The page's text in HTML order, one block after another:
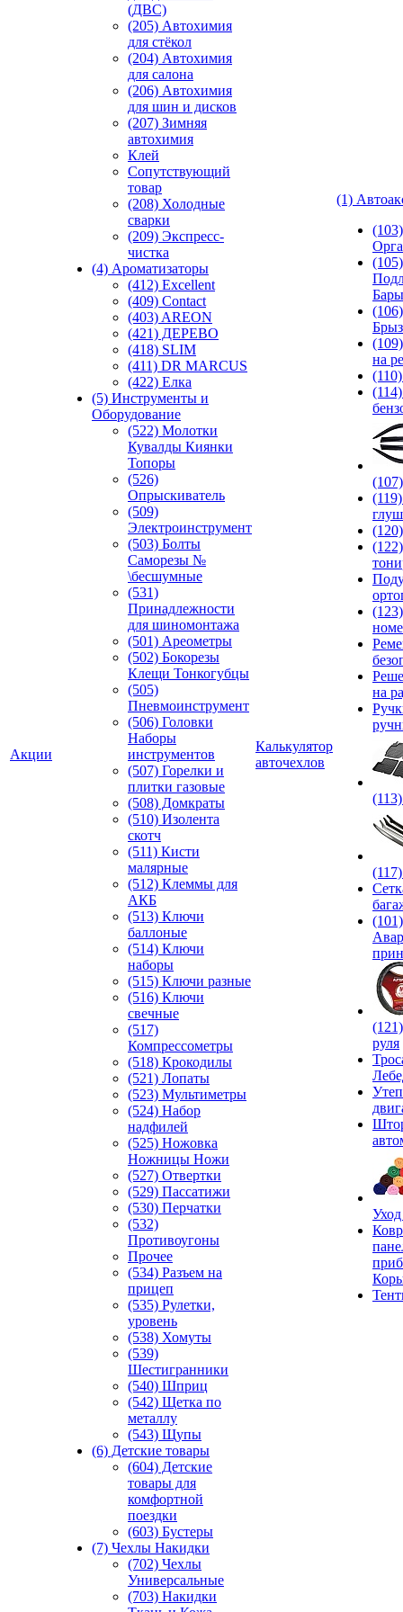
Акции
(ДВС)
(205) Автохимия
для стёкол
(204) Автохимия
для салона
(206) Автохимия
для шин и дисков
(207) Зимняя
автохимия
Клей
Сопутствующий
товар
(208) Холодные
сварки
(209) Экспреcс-
чистка
(4) Ароматизаторы
(412) Excellent
(409) Contact
(403) AREON
(421) ДЕРЕВО
(418) SLIM
(411) DR MARCUS
(422) Елка
(5) Инструменты и
Оборудование
(522) Молотки
Кувалды Киянки
Топоры
(526)
Опрыскиватель
(509)
Электроинструмент
(503) Болты
Саморезы №
\бесшумные
(531)
Принадлежности
для шиномонтажа
(501) Ареометры
(502) Бокорезы
Клещи Тонкогубцы
(505)
Пневмоинструмент
(506) Головки
Наборы
инструментов
(507) Горелки и
плитки газовые
(508) Домкраты
(510) Изолента
скотч
(511) Кисти
малярные
(512) Клеммы для
АКБ
(513) Ключи
баллоные
(514) Ключи
наборы
(515) Ключи разные
(516) Ключи
свечные
(517)
Компрессометры
(518) Крокодилы
(521) Лопаты
(523) Мультиметры
(524) Набор
надфилей
(525) Ножовка
Ножницы Ножи
(527) Отвертки
(529) Пассатижи
(530) Перчатки
(532)
Противоугоны
Прочее
(534) Разъем на
прицеп
(535) Рулетки,
уровень
(538) Хомуты
(539)
Шестигранники
(540) Шприц
(542) Щетка по
металлу
(543) Щупы
(6) Детские товары
(604) Детские
товары для
комфортной
поездки
(603) Бустеры
(7) Чехлы Накидки
(702) Чехлы
Универсальные
(703) Накидки
Калькулятор
авточехлов
(1)
(105)
Бары
(106)
на
на
(101)
руля
Уход